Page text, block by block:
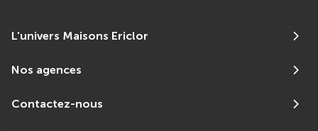
L'univers Maisons Ericlor
Nos agences
Contactez-nous